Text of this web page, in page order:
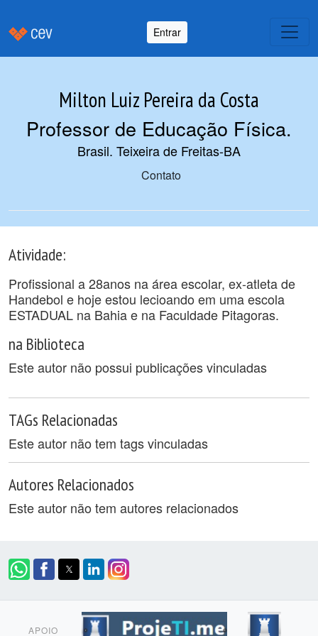
Entrar
Milton Luiz Pereira da Costa
Professor de Educação Física.
Brasil. Teixeira de Freitas-BA
Contato
Atividade:
Profissional a 28anos na área escolar, ex-atleta de
Handebol e hoje estou lecioando em uma escola
ESTADUAL na Bahia e na Faculdade Pitagoras.
na Biblioteca
Este autor não possui publicações vinculadas
TAGs Relacionadas
Este autor não tem tags vinculadas
Autores Relacionados
Este autor não tem autores relacionados
APOIO